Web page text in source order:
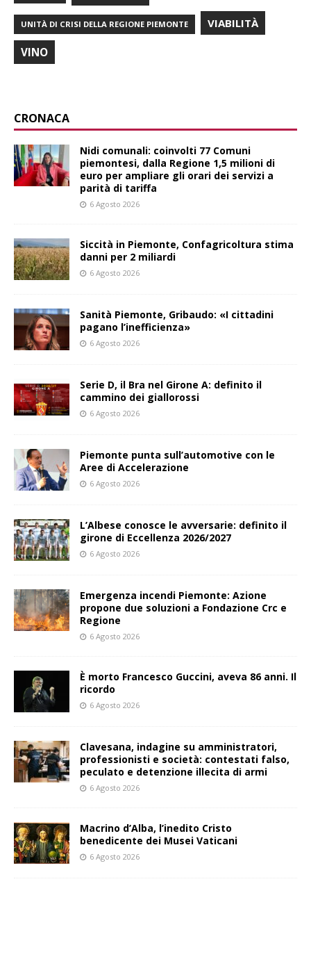
UNITÀ DI CRISI DELLA REGIONE PIEMONTE VIABILITÀ
VINO
CRONACA
Nidi comunali: coinvolti 77 Comuni
piemontesi, dalla Regione 1,5 milioni di
euro per ampliare gli orari dei servizi a
parità di tariffa
6 Agosto 2026
Siccità in Piemonte, Confagricoltura stima
danni per 2 miliardi
6 Agosto 2026
Sanità Piemonte, Gribaudo: «I cittadini
pagano l’inefficienza»
6 Agosto 2026
Serie D, il Bra nel Girone A: definito il
cammino dei giallorossi
6 Agosto 2026
Piemonte punta sull’automotive con le
Aree di Accelerazione
6 Agosto 2026
L’Albese conosce le avversarie: definito il
girone di Eccellenza 2026/2027
6 Agosto 2026
Emergenza incendi Piemonte: Azione
propone due soluzioni a Fondazione Crc e
Regione
6 Agosto 2026
È morto Francesco Guccini, aveva 86 anni. Il
ricordo
6 Agosto 2026
Clavesana, indagine su amministratori,
professionisti e società: contestati falso,
peculato e detenzione illecita di armi
6 Agosto 2026
Macrino d’Alba, l’inedito Cristo
benedicente dei Musei Vaticani
6 Agosto 2026